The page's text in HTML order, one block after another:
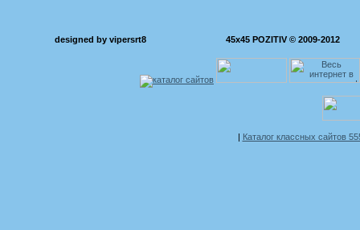
designed by vipersrt8 45x45 POZITIV © 2009-2012
Каталог классных сайтов